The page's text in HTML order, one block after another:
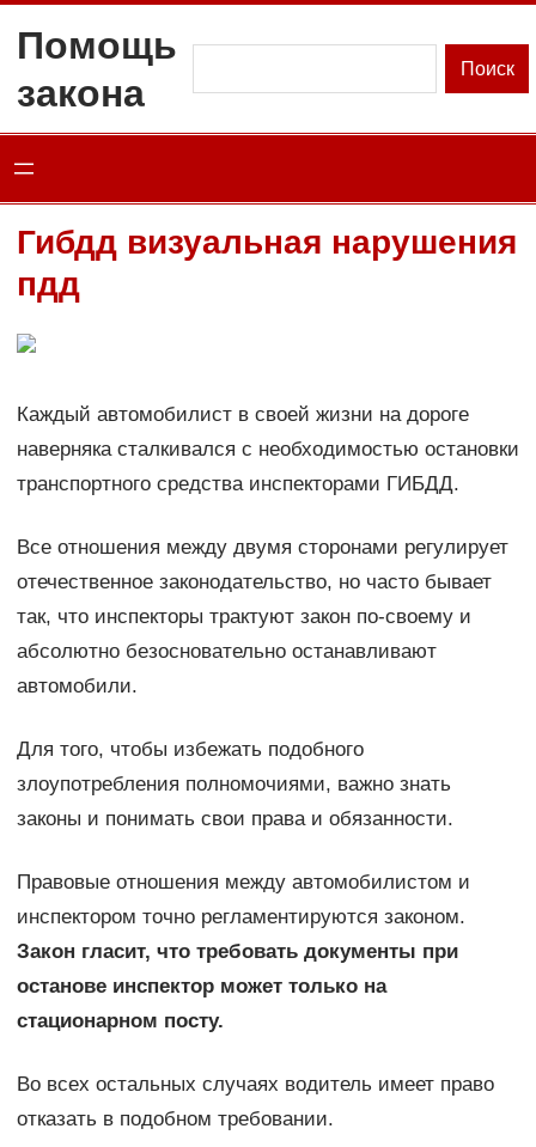
содержимому
Помощь
закона
Поиск
Гибдд визуальная нарушения
пдд
Каждый автомобилист в своей жизни на дороге
наверняка сталкивался с необходимостью остановки
транспортного средства инспекторами ГИБДД.
Все отношения между двумя сторонами регулирует
отечественное законодательство, но часто бывает
так, что инспекторы трактуют закон по-своему и
абсолютно безосновательно останавливают
автомобили.
Для того, чтобы избежать подобного
злоупотребления полномочиями, важно знать
законы и понимать свои права и обязанности.
Правовые отношения между автомобилистом и
инспектором точно регламентируются законом.
Закон гласит, что требовать документы при
останове инспектор может только на
стационарном посту.
Во всех остальных случаях водитель имеет право
отказать в подобном требовании.